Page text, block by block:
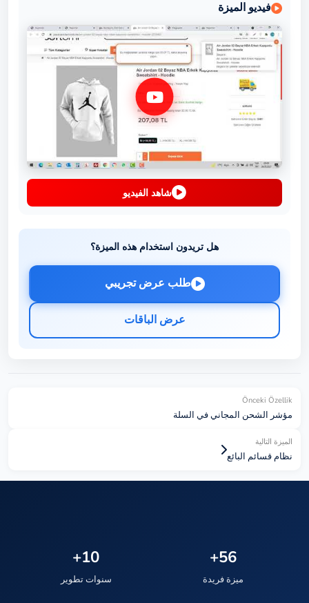
فيديو الميزة
شاهد الفيديو
هل تريدون استخدام هذه الميزة؟
طلب عرض تجريبي
عرض الباقات
Önceki Özellik
مؤشر الشحن المجاني في السلة
الميزة التالية
نظام قسائم البائع
56+
ميزة فريدة
10+
سنوات تطوير